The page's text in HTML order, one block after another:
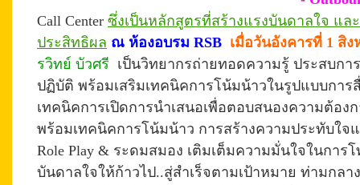
Call Center ซึ่งเป็นหลักสูตรที่สร้างแรงบันดาลใจ แล
ประสิทธิผล ณ ห้องอบรม RSB เมื่อวันอังคารที่ 1 สิ
รวิทย์ บัวศรี เป็นวิทยากรถ่ายทอดความรู้ ประสบก
ปฏิบัติ พร้อมเสริมเทคนิคการโน้มน้าวในรูปแบบกา
เทคนิคการเปิดการนำเสนอเพื่อตอบสนองความต้อง
พร้อมเทคนิคการโน้มน้าว การสร้างความประทับใจแ
Role Play & ระดมสมอง เติมเต็มความมั่นใจในการ
บันดาลใจให้ก้าวไป..สู่สำเร็จตามเป้าหมาย ท่ามกลา